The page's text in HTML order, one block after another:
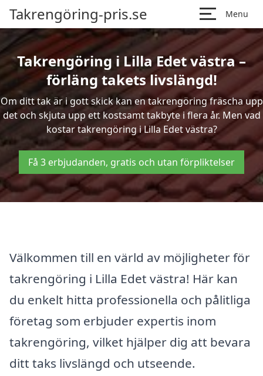
Takrengöring-pris.se Menu
Takrengöring i Lilla Edet västra –
förläng takets livslängd!
Om ditt tak är i gott skick kan en takrengöring fräscha upp
det och skjuta upp ett kostsamt takbyte i flera år. Men vad
kostar takrengöring i Lilla Edet västra?
Få 3 erbjudanden, gratis och utan förpliktelser
Välkommen till en värld av möjligheter för
takrengöring i Lilla Edet västra! Här kan
du enkelt hitta professionella och pålitliga
företag som erbjuder expertis inom
takrengöring, vilket hjälper dig att bevara
ditt taks livslängd och utseende.